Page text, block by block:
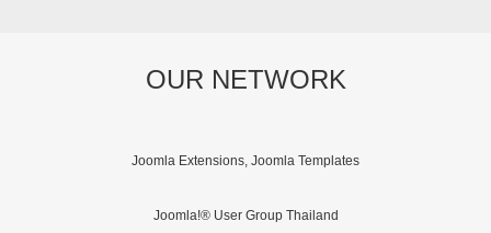
OUR NETWORK
Joomla Extensions, Joomla Templates
Joomla!® User Group Thailand